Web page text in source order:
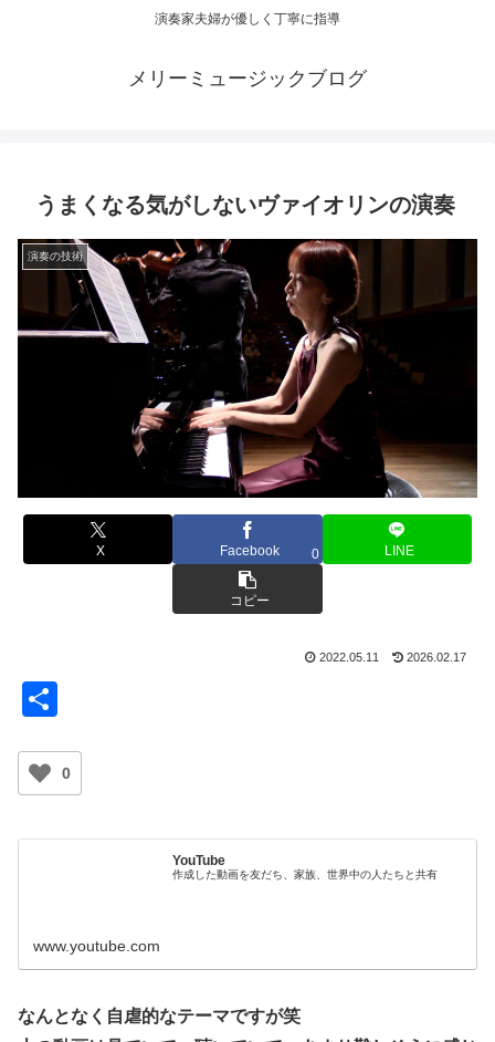
演奏家夫婦が優しく丁寧に指導
メリーミュージックブログ
うまくなる気がしないヴァイオリンの演奏
演奏の技術
X Facebook 0 LINE
コピー
2022.05.11 2026.02.17
0
YouTube
作成した動画を友だち、家族、世界中の人たちと共有
www.youtube.com
なんとなく自虐的なテーマですが笑